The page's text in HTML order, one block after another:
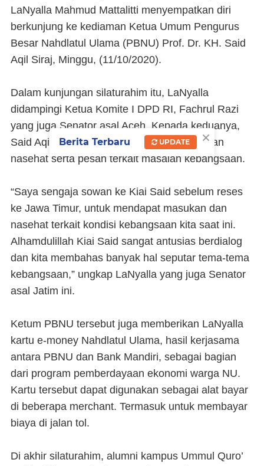
LaNyalla Mahmud Mattalitti menyempatkan diri
berkunjung ke kediaman Ketua Umum Pengurus
Besar Nahdlatul Ulama (PBNU) Prof. Dr. KH. Said
Aqil Siraj, Minggu, (11/10/2020).
Dalam kunjungan silaturahim itu, LaNyalla
didampingi Ketua Komite I DPD RI, Fachrul Razi
yang juga Senator asal Aceh. Kepada keduanya,
Said Aqil banyak menyampaikan aspirasi dan
nasehat serta pesan terkait masalah kebangsaan.
“Saya sengaja sowan ke Kiai Said sebelum reses
ke Jawa Timur, untuk mendapat masukan dan
nasehat terkait kondisi kebangsaan kita saat ini.
Alhamdulillah Kiai Said sangat antusias berdialog
dan kita membahas banyak hal seputar tema-tema
kebangsaan,” ungkap LaNyalla yang juga Senator
asal Jatim ini.
Ketum PBNU tersebut juga memberikan LaNyalla
kartu e-money Nahdlatul Ulama, hasil kerjasama
antara PBNU dan Bank Mandiri, sebagai bagian
dari program pemberdayaan ekonomi warga NU.
Kartu tersebut dapat digunakan sebagai alat bayar
di beberapa merchant. Termasuk untuk membayar
biaya di jalan tol.
Di akhir silaturahim, alumni kampus Ummul Quro’
×
Berita Terbaru UPDATE